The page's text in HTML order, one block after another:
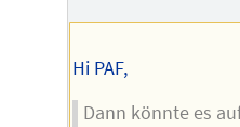
Hi PAF,
Dann könnte es